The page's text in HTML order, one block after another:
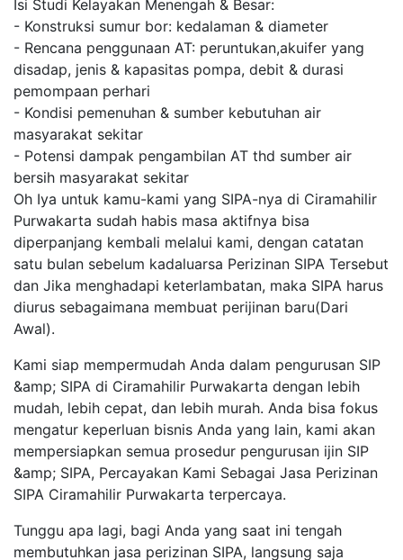
Isi Studi Kelayakan Menengah & Besar:
- Konstruksi sumur bor: kedalaman & diameter
- Rencana penggunaan AT: peruntukan,akuifer yang
disadap, jenis & kapasitas pompa, debit & durasi
pemompaan perhari
- Kondisi pemenuhan & sumber kebutuhan air
masyarakat sekitar
- Potensi dampak pengambilan AT thd sumber air
bersih masyarakat sekitar
Oh Iya untuk kamu-kami yang SIPA-nya di Ciramahilir
Purwakarta sudah habis masa aktifnya bisa
diperpanjang kembali melalui kami, dengan catatan
satu bulan sebelum kadaluarsa Perizinan SIPA Tersebut
dan Jika menghadapi keterlambatan, maka SIPA harus
diurus sebagaimana membuat perijinan baru(Dari
Awal).
Kami siap mempermudah Anda dalam pengurusan SIP
&amp; SIPA di Ciramahilir Purwakarta dengan lebih
mudah, lebih cepat, dan lebih murah. Anda bisa fokus
mengatur keperluan bisnis Anda yang lain, kami akan
mempersiapkan semua prosedur pengurusan ijin SIP
&amp; SIPA, Percayakan Kami Sebagai Jasa Perizinan
SIPA Ciramahilir Purwakarta terpercaya.
Tunggu apa lagi, bagi Anda yang saat ini tengah
membutuhkan jasa perizinan SIPA, langsung saja